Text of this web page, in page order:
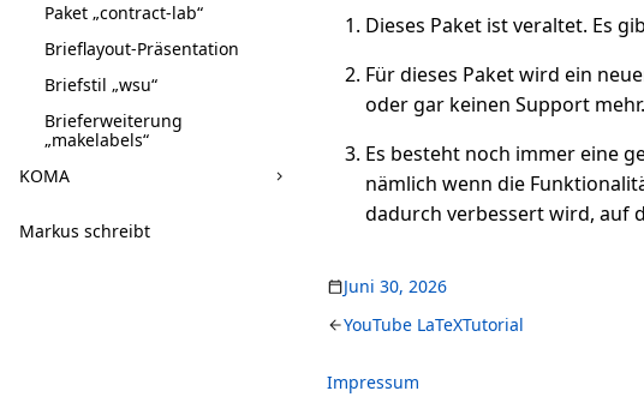
Paket „contract-lab“
Brieflayout-Präsentation
Briefstil „wsu“
Brieferweiterung
„makelabels“
KOMA
Markus schreibt
Dieses Paket ist veraltet. Es
Für dieses Paket wird ein
oder gar keinen Support mehr.
Es besteht noch immer eine
nämlich wenn die
dadurch verbessert wird, auf
Juni 30, 2026
YouTube LaTeXTutorial
Impressum